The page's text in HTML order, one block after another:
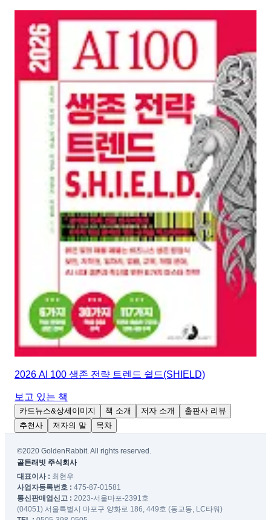
2026 AI 100 생존 전략 트렌드 쉴드(SHIELD)
보고 있는 책
카드뉴스&상세이미지 책 소개 저자 소개
출판사 리뷰
추천사
저자의 말 목차
©2020 GoldenRabbit. All rights reserved.
골든래빗 주식회사
대표이사 : 최현우
사업자등록번호 : 475-87-01581
통신판매업신고 : 2023-서울마포-2391호
(04051) 서울특별시 마포구 양화로 186, 449호 (동교동, LC타워)